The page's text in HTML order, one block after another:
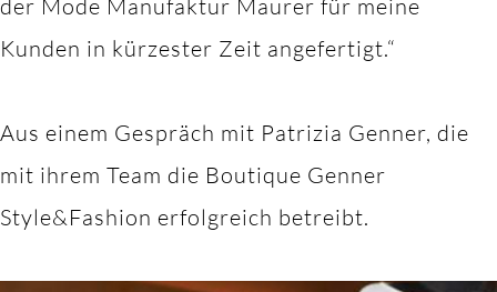
der Mode Manufaktur Maurer für meine
Kunden in kürzester Zeit angefertigt.“
Aus einem Gespräch mit Patrizia Genner, die
mit ihrem Team die Boutique Genner
Style&Fashion erfolgreich betreibt.